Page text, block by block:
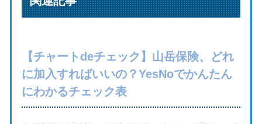
【チャートdeチェック】山岳保険、どれ
に加入すればいいの？YesNoでかんたん
にわかるチェック表